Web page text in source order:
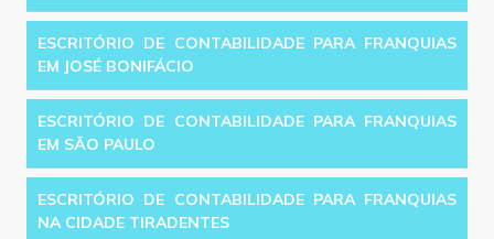
ESCRITÓRIO DE CONTABILIDADE PARA FRANQUIAS
EM JOSÉ BONIFÁCIO
ESCRITÓRIO DE CONTABILIDADE PARA FRANQUIAS
EM SÃO PAULO
ESCRITÓRIO DE CONTABILIDADE PARA FRANQUIAS
NA CIDADE TIRADENTES